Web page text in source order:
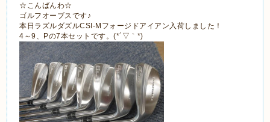
☆こんばんわ☆
ゴルフオーブスです♪
本日ラズルダズルCSI-Mフォージドアイアン入荷しました！
4～9、Pの7本セットです。(*´▽｀*)